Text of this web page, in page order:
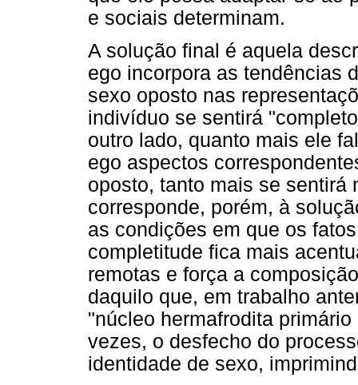
e sociais determinam.
A solução final é aquela
ego incorpora as tendências
sexo oposto nas
indivíduo se sentirá
outro lado, quanto mais ele
ego aspectos
oposto, tanto mais se sentirá
corresponde, porém, à
as condições em que os
completitude fica mais
remotas e força a
daquilo que, em trabalho
"núcleo hermafrodita
vezes, o desfecho do
identidade de sexo,